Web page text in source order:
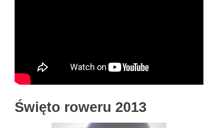
Święto roweru 2013